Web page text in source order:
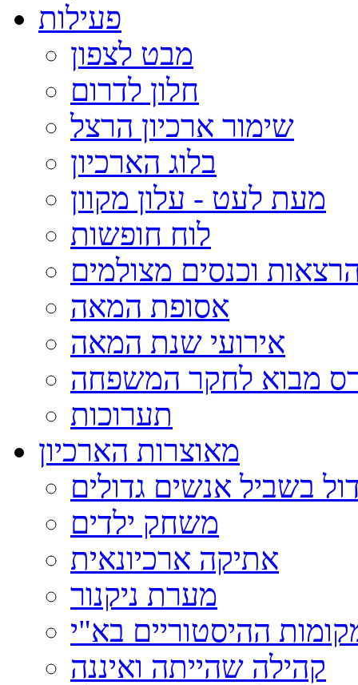
פעילות
מבט לצפון
חלון לדרום
שימור ארכיון הרצל
בלוג הארכיון
מעת לעט - עלון מקוון
לוח חופשות
וכנסים מצולמים
אסופת המאה
אירועי שנת המאה
מבוא לחקר המשפחה
תערוכות
מאוצרות הארכיון
בשביל אנשים גדולים
משחק ילדים
אתיקה ארכיונאית
מערת ניקנור
ההיסטוריים בא"י
קהילה שהייתה ואיננה